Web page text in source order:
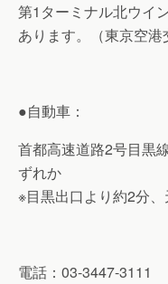
第1ターミナル北ウイ
あります。（東京空港
●自動車：
首都高速道路2号目黒
ずれか
※目黒出口より約2分
電話：03-3447-3111